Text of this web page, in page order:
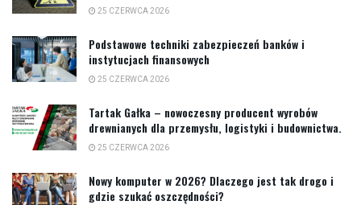
25 CZERWCA 2026
Podstawowe techniki zabezpieczeń banków i
instytucjach finansowych
25 CZERWCA 2026
Tartak Gałka – nowoczesny producent wyrobów
drewnianych dla przemysłu, logistyki i budownictwa.
25 CZERWCA 2026
Nowy komputer w 2026? Dlaczego jest tak drogo i
gdzie szukać oszczędności?